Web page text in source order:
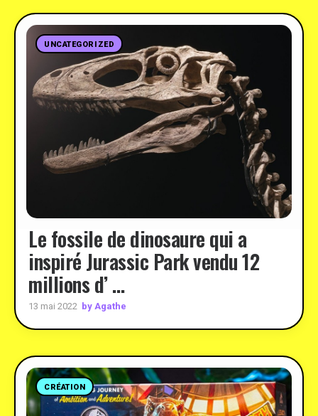
UNCATEGORIZED
Le fossile de dinosaure qui a
inspiré Jurassic Park vendu 12
millions d’ …
13 mai 2022 by Agathe
CRÉATION